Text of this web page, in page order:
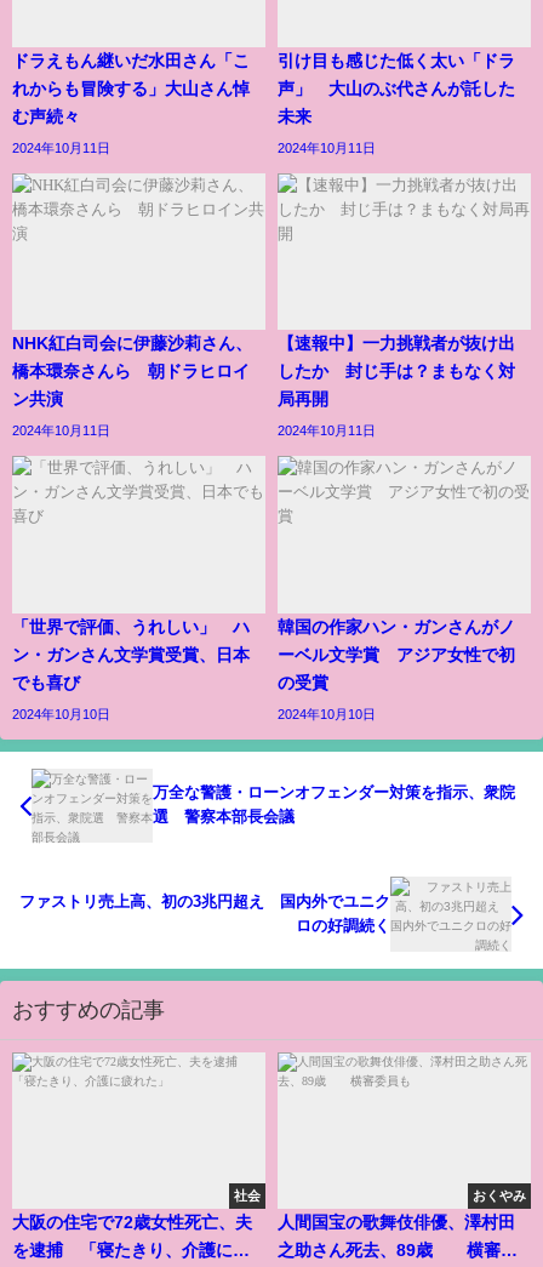
ドラえもん継いだ水田さん「こ
れからも冒険する」大山さん悼
む声続々
2024年10月11日
引け目も感じた低く太い「ドラ
声」 大山のぶ代さんが託した
未来
2024年10月11日
NHK紅白司会に伊藤沙莉さん、
橋本環奈さんら 朝ドラヒロイ
ン共演
2024年10月11日
【速報中】一力挑戦者が抜け出
したか 封じ手は？まもなく対
局再開
2024年10月11日
「世界で評価、うれしい」 ハ
ン・ガンさん文学賞受賞、日本
でも喜び
2024年10月10日
韓国の作家ハン・ガンさんがノ
ーベル文学賞 アジア女性で初
の受賞
2024年10月10日
万全な警護・ローンオフェンダー対策を指示、衆院
選 警察本部長会議
ファストリ売上高、初の3兆円超え 国内外でユニク
ロの好調続く
おすすめの記事
社会
大阪の住宅で72歳女性死亡、夫
を逮捕 「寝たきり、介護に疲
おくやみ
人間国宝の歌舞伎俳優、澤村田
之助さん死去、89歳 横審委